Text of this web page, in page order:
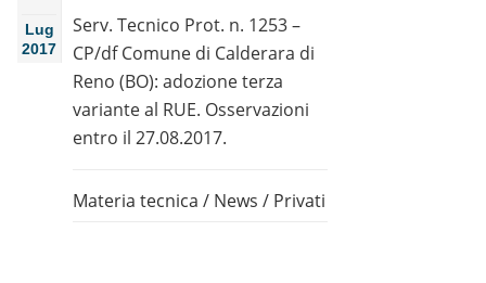
Lug
2017
Serv. Tecnico Prot. n. 1253 –
CP/df Comune di Calderara di
Reno (BO): adozione terza
variante al RUE. Osservazioni
entro il 27.08.2017.
Materia tecnica / News / Privati